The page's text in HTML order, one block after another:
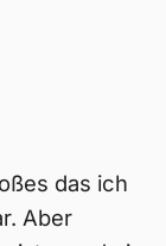
das ich
Aber